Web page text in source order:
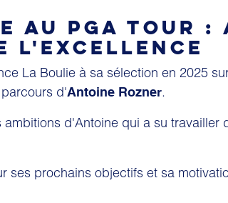
AU PGA TOUR :
L'EXCELLENCE
La Boulie à sa sélection en 2025
d'Antoine Rozner.
d'Antoine qui a su travailler
ses prochains objectifs et sa